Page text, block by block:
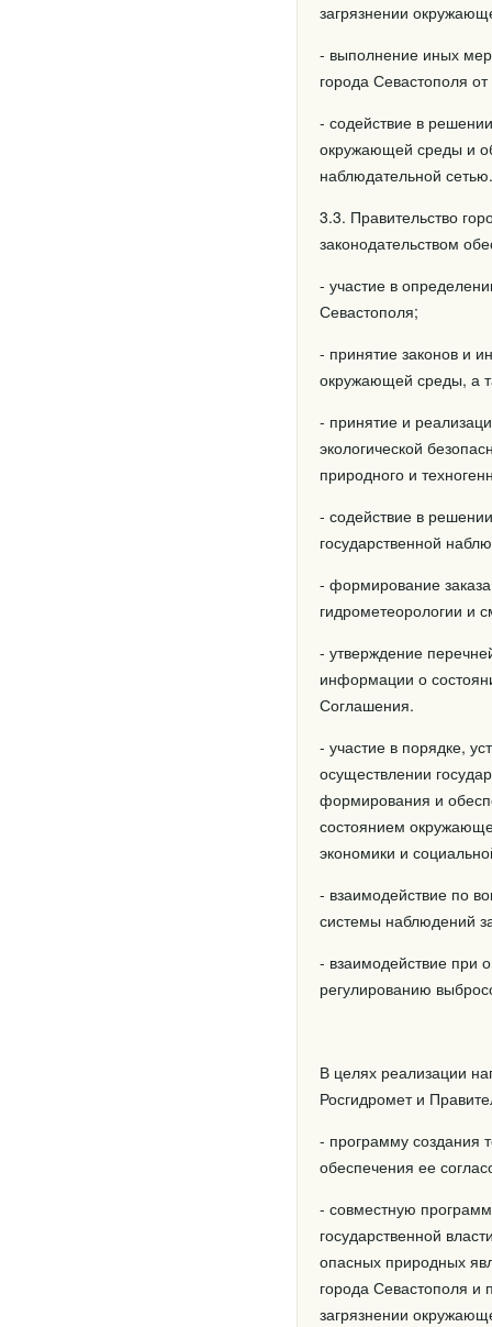
загрязнении
- выполнение иных
города Севастополя
- содействие в
окружающей среды и
наблюдательной сетью.
3.3. Правительство
законодательством
- участие в
Севастополя;
- принятие законов и
окружающей среды, а
- принятие и
экологической
природного и
- содействие в
государственной
- формирование
гидрометеорологии и
- утверждение
информации о
Соглашения.
- участие в порядке,
осуществлении
формирования и
состоянием
экономики и
- взаимодействие по
системы наблюдений
- взаимодействие при
регулированию
В целях реализации
Росгидромет и
- программу создания
обеспечения ее
- совместную
государственной
опасных природных
города Севастополя
загрязнении